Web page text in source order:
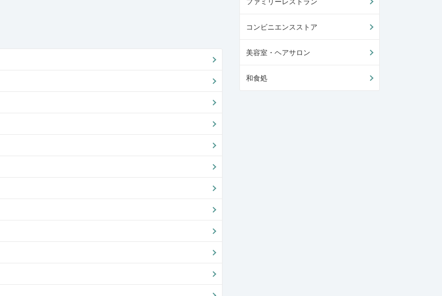
コンビニエンスストア
美容室・ヘアサロン
和食処